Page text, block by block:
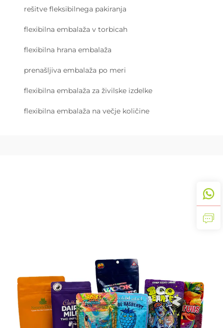
rešitve fleksibilnega pakiranja
flexibilna embalaža v torbicah
flexibilna hrana embalaža
prenašljiva embalaža po meri
flexibilna embalaža za živilske izdelke
flexibilna embalaža na večje količine